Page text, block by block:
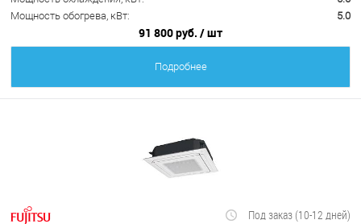
Мощность обогрева, кВт:
5.0
91 800 руб. / шт
Подробнее
Под заказ (10-12 дней)